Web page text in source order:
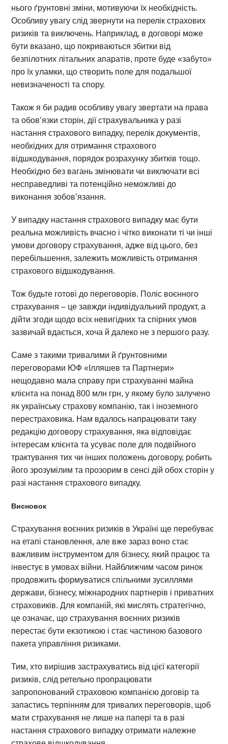
нього ґрунтовні зміни, мотивуючи їх необхідність.
Особливу увагу слід звернути на перелік страхових
ризиків та виключень. Наприклад, в договорі може
бути вказано, що покриваються збитки від
безпілотних літальних апаратів, проте буде «забуто»
про їх уламки, що створить поле для подальшої
невизначеності та спору.
Також я би радив особливу увагу звертати на права
та обов’язки сторін, дії страхувальника у разі
настання страхового випадку, перелік документів,
необхідних для отримання страхового
відшкодування, порядок розрахунку збитків тощо.
Необхідно без вагань змінювати чи виключати всі
несправедливі та потенційно неможливі до
виконання зобов’язання.
У випадку настання страхового випадку має бути
реальна можливість вчасно і чітко виконати ті чи інші
умови договору страхування, адже від цього, без
перебільшення, залежить можливість отримання
страхового відшкодування.
Тож будьте готові до переговорів. Поліс воєнного
страхування – це завжди індивідуальний продукт, а
дійти згоди щодо всіх невигідних та спірних умов
зазвичай вдається, хоча й далеко не з першого разу.
Саме з такими тривалими й ґрунтовними
переговорами ЮФ «Ілляшев та Партнери»
нещодавно мала справу при страхуванні майна
клієнта на понад 800 млн грн, у якому було залучено
як українську страхову компанію, так і іноземного
перестраховика. Нам вдалось напрацювати таку
редакцію договору страхування, яка відповідає
інтересам клієнта та усуває поле для подвійного
трактування тих чи інших положень договору, робить
його зрозумілим та прозорим в сенсі дій обох сторін у
разі настання страхового випадку.
Висновок
Страхування воєнних ризиків в Україні ще перебуває
на етапі становлення, але вже зараз воно стає
важливим інструментом для бізнесу, який працює та
інвестує в умовах війни. Найближчим часом ринок
продовжить формуватися спільними зусиллями
держави, бізнесу, міжнародних партнерів і приватних
страховиків. Для компаній, які мислять стратегічно,
це означає, що страхування воєнних ризиків
перестає бути екзотикою і стає частиною базового
пакета управління ризиками.
Тим, хто вирішив застрахуватись від цієї категорії
ризиків, слід ретельно пропрацювати
запропонований страховою компанією договір та
запастись терпінням для тривалих переговорів, щоб
мати страхування не лише на папері та в разі
настання страхового випадку отримати належне